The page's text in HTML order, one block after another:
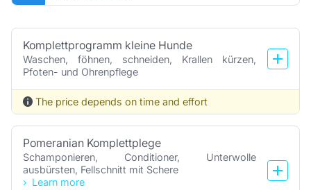
Komplettprogramm kleine Hunde
Waschen, föhnen, schneiden, Krallen kürzen,
Pfoten- und Ohrenpflege
The price depends on time and effort
Pomeranian Komplettplege
Schamponieren, Conditioner, Unterwolle
ausbürsten, Fellschnitt mit Schere
Learn more